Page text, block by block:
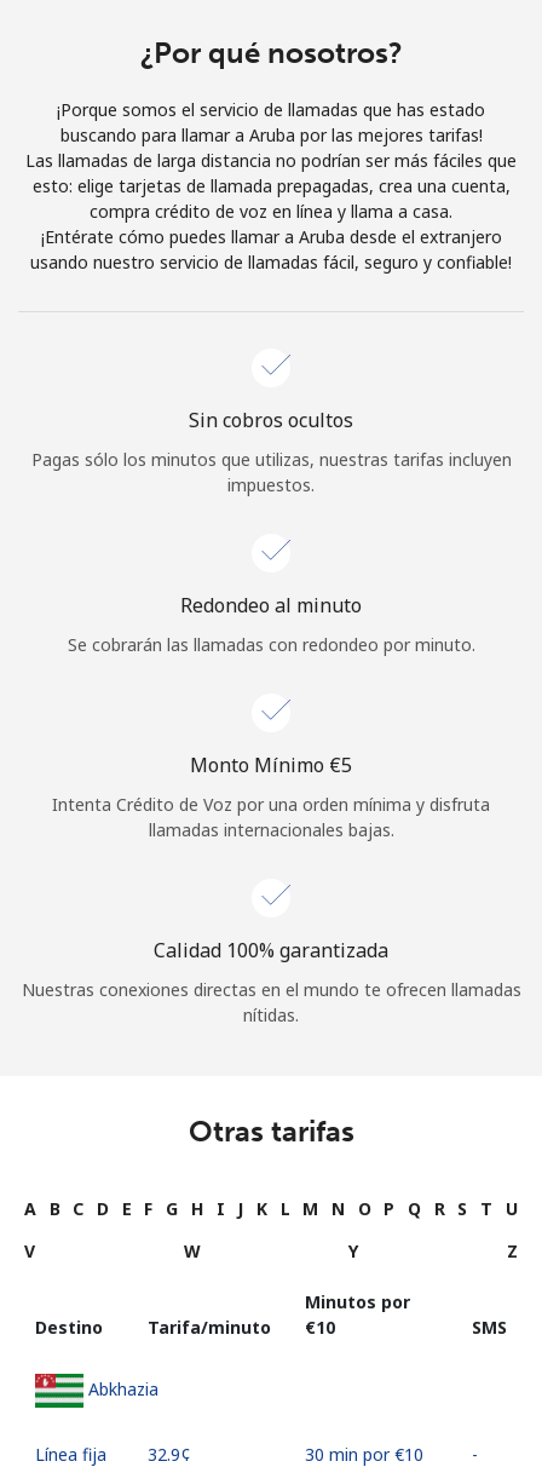
Al abrir una cuenta en este sitio web, estoy de acuerdo con
Términos y condiciones.
Únete
¡Hola!
Iniciar Sesión
Continuar con
¿Por qué nosotros?
¡Porque somos el servicio de llamadas que has estado
buscando para llamar a Aruba por las mejores tarifas!
Las llamadas de larga distancia no podrían ser más fáciles que
esto: elige tarjetas de llamada prepagadas, crea una cuenta,
compra crédito de voz en línea y llama a casa.
¡Entérate cómo puedes llamar a Aruba desde el extranjero
usando nuestro servicio de llamadas fácil, seguro y confiable!
Sin cobros ocultos
Pagas sólo los minutos que utilizas, nuestras tarifas incluyen
impuestos.
Redondeo al minuto
Se cobrarán las llamadas con redondeo por minuto.
Monto Mínimo ⁦€5⁩
Intenta Crédito de Voz por una orden mínima y disfruta
llamadas internacionales bajas.
Calidad 100% garantizada
Nuestras conexiones directas en el mundo te ofrecen llamadas
nítidas.
Otras tarifas
A B C D E F G H I J K L M N O P Q R S T
U
V
W Y Z
Destino Tarifa/minuto
Minutos por
⁦€10⁩
SMS
Abkhazia
Línea fija ⁦32.9¢⁩ 30 min por ⁦€10⁩ -